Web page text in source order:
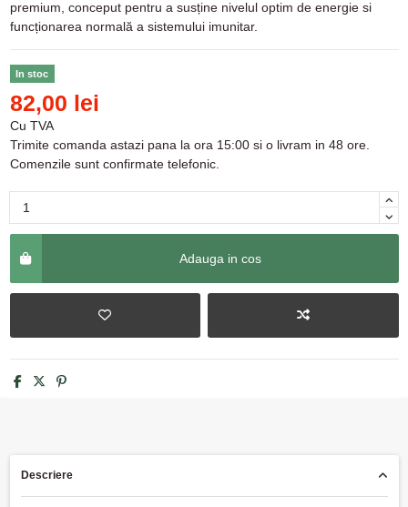
premium, conceput pentru a susține nivelul optim de energie si
funcționarea normală a sistemului imunitar.
In stoc
82,00 lei
Cu TVA
Trimite comanda astazi pana la ora 15:00 si o livram in 48 ore.
Comenzile sunt confirmate telefonic.
Adauga in cos
Descriere